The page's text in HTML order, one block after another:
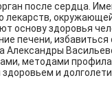
после сердца.
лекарств,
основу здоровья
печени,
Александры
методами
и